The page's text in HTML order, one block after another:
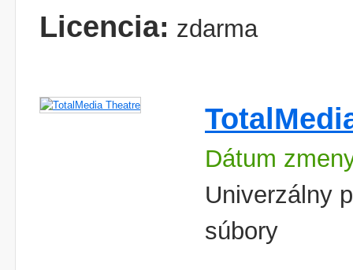
Licencia: zdarma
Dátum
Univerzálny
súbory